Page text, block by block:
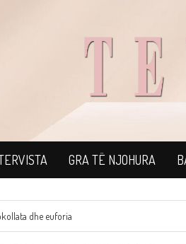
GRA TË NJOHURA
dhe euforia